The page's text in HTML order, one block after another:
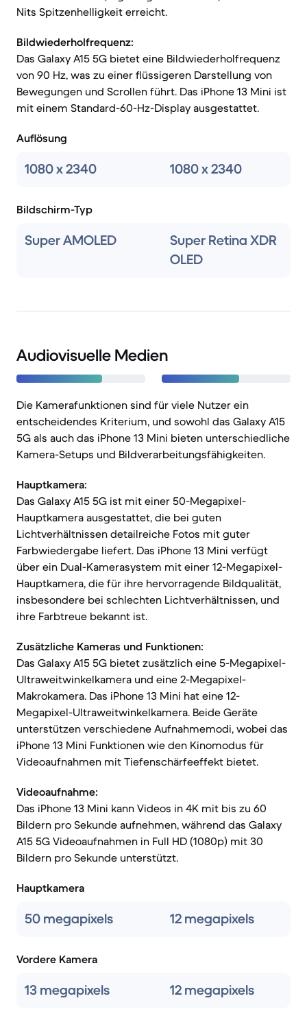
Nits Spitzenhelligkeit erreicht.
Bildwiederholfrequenz:
Das Galaxy A15 5G bietet eine Bildwiederholfrequenz
von 90 Hz, was zu einer flüssigeren Darstellung von
Bewegungen und Scrollen führt. Das iPhone 13 Mini ist
mit einem Standard-60-Hz-Display ausgestattet.
Auflösung
1080 x 2340 1080 x 2340
Bildschirm-Typ
Super AMOLED
Super Retina XDR
OLED
Audiovisuelle Medien
Die Kamerafunktionen sind für viele Nutzer ein
entscheidendes Kriterium, und sowohl das Galaxy A15
5G als auch das iPhone 13 Mini bieten unterschiedliche
Kamera-Setups und Bildverarbeitungsfähigkeiten.
Hauptkamera:
Das Galaxy A15 5G ist mit einer 50-Megapixel-
Hauptkamera ausgestattet, die bei guten
Lichtverhältnissen detailreiche Fotos mit guter
Farbwiedergabe liefert. Das iPhone 13 Mini verfügt
über ein Dual-Kamerasystem mit einer 12-Megapixel-
Hauptkamera, die für ihre hervorragende Bildqualität,
insbesondere bei schlechten Lichtverhältnissen, und
ihre Farbtreue bekannt ist.
Zusätzliche Kameras und Funktionen:
Das Galaxy A15 5G bietet zusätzlich eine 5-Megapixel-
Ultraweitwinkelkamera und eine 2-Megapixel-
Makrokamera. Das iPhone 13 Mini hat eine 12-
Megapixel-Ultraweitwinkelkamera. Beide Geräte
unterstützen verschiedene Aufnahmemodi, wobei das
iPhone 13 Mini Funktionen wie den Kinomodus für
Videoaufnahmen mit Tiefenschärfeeffekt bietet.
Videoaufnahme:
Das iPhone 13 Mini kann Videos in 4K mit bis zu 60
Bildern pro Sekunde aufnehmen, während das Galaxy
A15 5G Videoaufnahmen in Full HD (1080p) mit 30
Bildern pro Sekunde unterstützt.
Hauptkamera
50 megapixels 12 megapixels
Vordere Kamera
13 megapixels 12 megapixels